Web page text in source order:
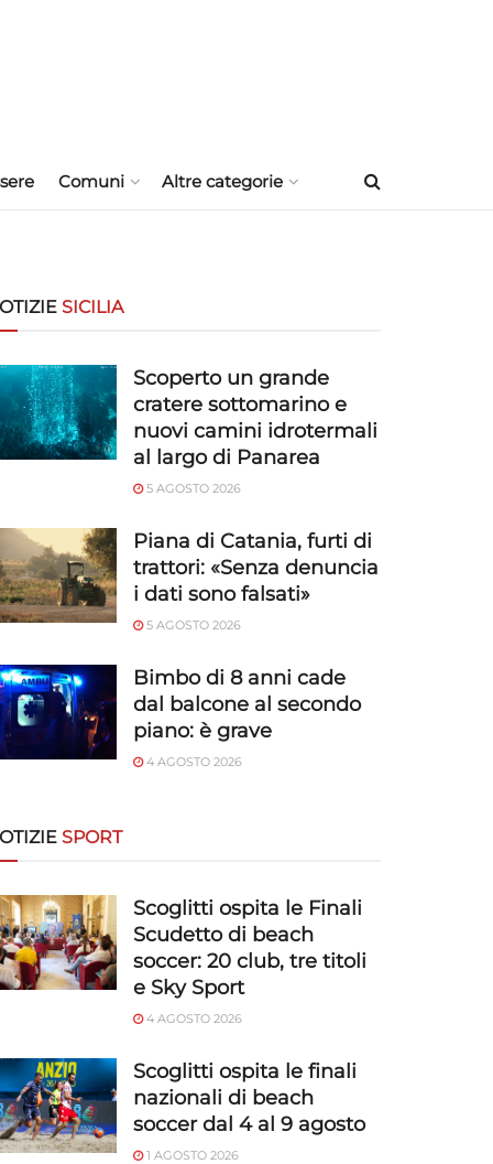
Comuni Altre categorie
SICILIA
Scoperto un grande
cratere sottomarino e
nuovi camini idrotermali
al largo di Panarea
5 AGOSTO 2026
Piana di Catania, furti di
trattori: «Senza denuncia
i dati sono falsati»
5 AGOSTO 2026
Bimbo di 8 anni cade
dal balcone al secondo
piano: è grave
4 AGOSTO 2026
SPORT
Scoglitti ospita le Finali
Scudetto di beach
soccer: 20 club, tre titoli
e Sky Sport
4 AGOSTO 2026
Scoglitti ospita le finali
nazionali di beach
soccer dal 4 al 9 agosto
1 AGOSTO 2026